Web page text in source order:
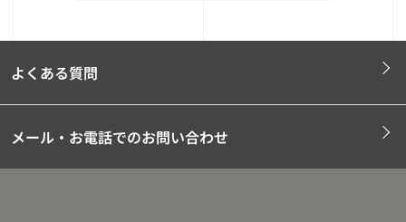
よくある質問
メール・お電話でのお問い合わせ